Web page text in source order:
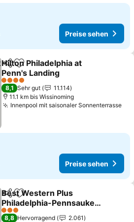
Preise sehen
TeilenZu Favoriten hinzufügen
Hilton Philadelphia at
Penn's Landing
4 Sterne
8,1 Sehr gut
11.114
11.1 km bis Wissinoming
Innenpool mit saisonaler Sonnenterrasse
Preise sehen
TeilenZu Favoriten hinzufügen
Best Western Plus
Philadelphia-Pennsauken
Hotel
3 Sterne
8,8 Hervorragend
2.061